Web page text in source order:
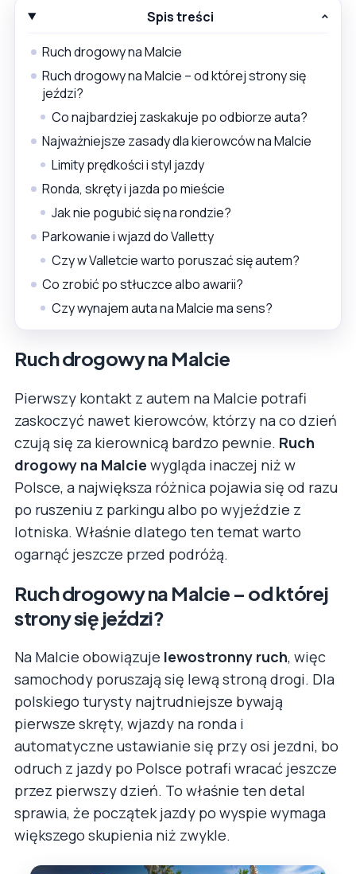
Spis treści
Ruch drogowy na Malcie
Ruch drogowy na Malcie – od której strony się
jeździ?
Co najbardziej zaskakuje po odbiorze auta?
Najważniejsze zasady dla kierowców na Malcie
Limity prędkości i styl jazdy
Ronda, skręty i jazda po mieście
Jak nie pogubić się na rondzie?
Parkowanie i wjazd do Valletty
Czy w Valletcie warto poruszać się autem?
Co zrobić po stłuczce albo awarii?
Czy wynajem auta na Malcie ma sens?
Ruch drogowy na Malcie
Pierwszy kontakt z autem na Malcie potrafi
zaskoczyć nawet kierowców, którzy na co dzień
czują się za kierownicą bardzo pewnie. Ruch
drogowy na Malcie wygląda inaczej niż w
Polsce, a największa różnica pojawia się od razu
po ruszeniu z parkingu albo po wyjeździe z
lotniska. Właśnie dlatego ten temat warto
ogarnąć jeszcze przed podróżą.
Ruch drogowy na Malcie – od której
strony się jeździ?
Na Malcie obowiązuje lewostronny ruch, więc
samochody poruszają się lewą stroną drogi. Dla
polskiego turysty najtrudniejsze bywają
pierwsze skręty, wjazdy na ronda i
automatyczne ustawianie się przy osi jezdni, bo
odruch z jazdy po Polsce potrafi wracać jeszcze
przez pierwszy dzień. To właśnie ten detal
sprawia, że początek jazdy po wyspie wymaga
większego skupienia niż zwykle.